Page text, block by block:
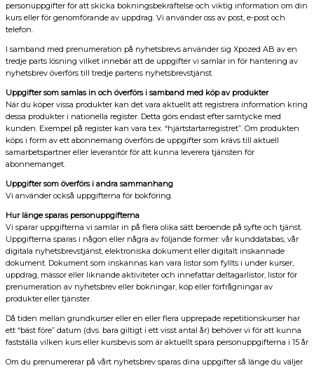
personuppgifter för att skicka bokningsbekräftelse och viktig information om din
kurs eller för genomförande av uppdrag. Vi använder oss av post, e-post och
telefon.
I samband med prenumeration på nyhetsbrevs använder sig Xpozed AB av en
tredje parts lösning vilket innebär att de uppgifter vi samlar in för hantering av
nyhetsbrev överförs till tredje partens nyhetsbrevstjänst.
Uppgifter som samlas in och överförs i samband med köp av produkter
När du köper vissa produkter kan det vara aktuellt att registrera information kring
dessa produkter i nationella register. Detta görs endast efter samtycke med
kunden. Exempel på register kan vara t.ex. “hjärtstartarregistret”. Om produkten
köps i form av ett abonnemang överförs de uppgifter som krävs till aktuell
samarbetspartner eller leverantör för att kunna leverera tjänsten för
abonnemanget.
Uppgifter som överförs i andra sammanhang
Vi använder också uppgifterna för bokföring.
Hur länge sparas personuppgifterna
Vi sparar uppgifterna vi samlar in på flera olika sätt beroende på syfte och tjänst.
Uppgifterna sparas i någon eller några av följande former: vår kunddatabas, vår
digitala nyhetsbrevstjänst, elektroniska dokument eller digitalt inskannade
dokument. Dokument som inskannas kan vara listor som fyllts i under kurser,
uppdrag, mässor eller liknande aktiviteter och innefattar deltagarlistor, listor för
prenumeration av nyhetsbrev eller bokningar, köp eller förfrågningar av
produkter eller tjänster.
Då tiden mellan grundkurser eller en eller flera upprepade repetitionskurser har
ett “bäst före” datum (dvs. bara giltigt i ett visst antal år) behöver vi för att kunna
fastställa vilken kurs eller kursbevis som är aktuellt spara personuppgifterna i 15 år
Om du prenumererar på vårt nyhetsbrev sparas dina uppgifter så länge du väljer